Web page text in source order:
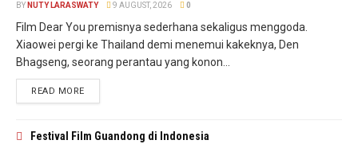
BY NUTY LARASWATY 9 AUGUST, 2026 0
Film Dear You premisnya sederhana sekaligus menggoda.
Xiaowei pergi ke Thailand demi menemui kakeknya, Den
Bhagseng, seorang perantau yang konon...
READ MORE
Festival Film Guandong di Indonesia